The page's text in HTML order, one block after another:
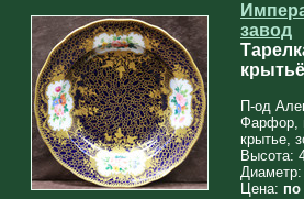
завод
П-од
Фарфор,
крытье,
Высота:
Цена: по